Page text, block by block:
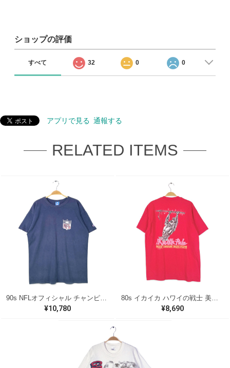
ショップの評価
すべて 32 0 0
アプリで見る 通報する
RELATED ITEMS
¥10,780 ¥8,690